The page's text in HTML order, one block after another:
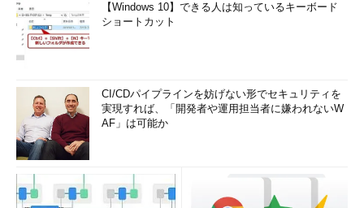
【Windows 10】できる人は知っているキーボード
ショートカット
CI/CDパイプラインを妨げない形でセキュリティを
実現すれば、「開発者や運用担当者に嫌われないW
AF」は可能か